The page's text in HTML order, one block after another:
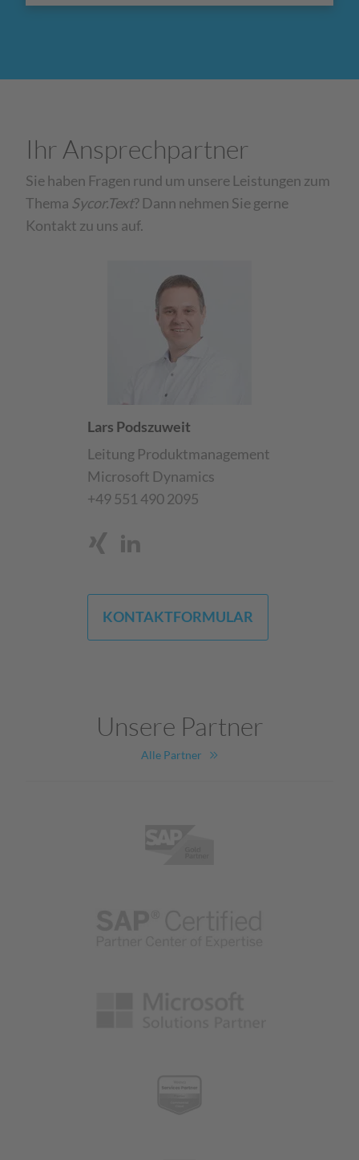
Ihr Ansprechpartner
Sie haben Fragen rund um unsere Leistungen zum
Thema Sycor.Text? Dann nehmen Sie gerne
Kontakt zu uns auf.
Lars Podszuweit
Leitung Produktmanagement
Microsoft Dynamics
+49 551 490 2095
KONTAKTFORMULAR
Unsere Partner
Alle Partner